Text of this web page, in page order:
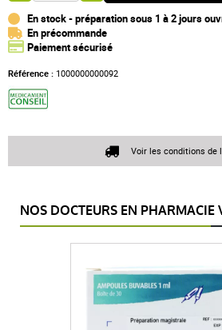
En stock - préparation sous 1 à 2 jours
En précommande
Paiement sécurisé
Référence : 1000000000092
Voir les conditions de
NOS DOCTEURS EN PHARMACIE